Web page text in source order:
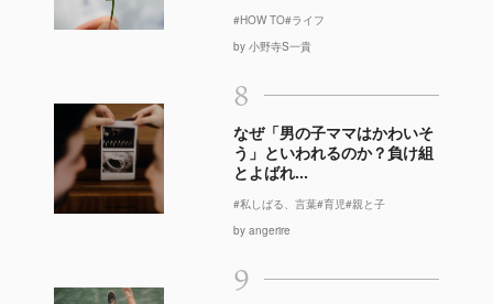
#HOW TO#ライフ
by 小野寺S一貴
8
なぜ「男の子ママはかわいそ
う」といわれるのか？負け組
とよばれ...
#私しばる、言葉#育児#親と子
by angerire
9